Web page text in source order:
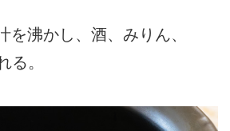
沸かし、酒、みりん、
る。